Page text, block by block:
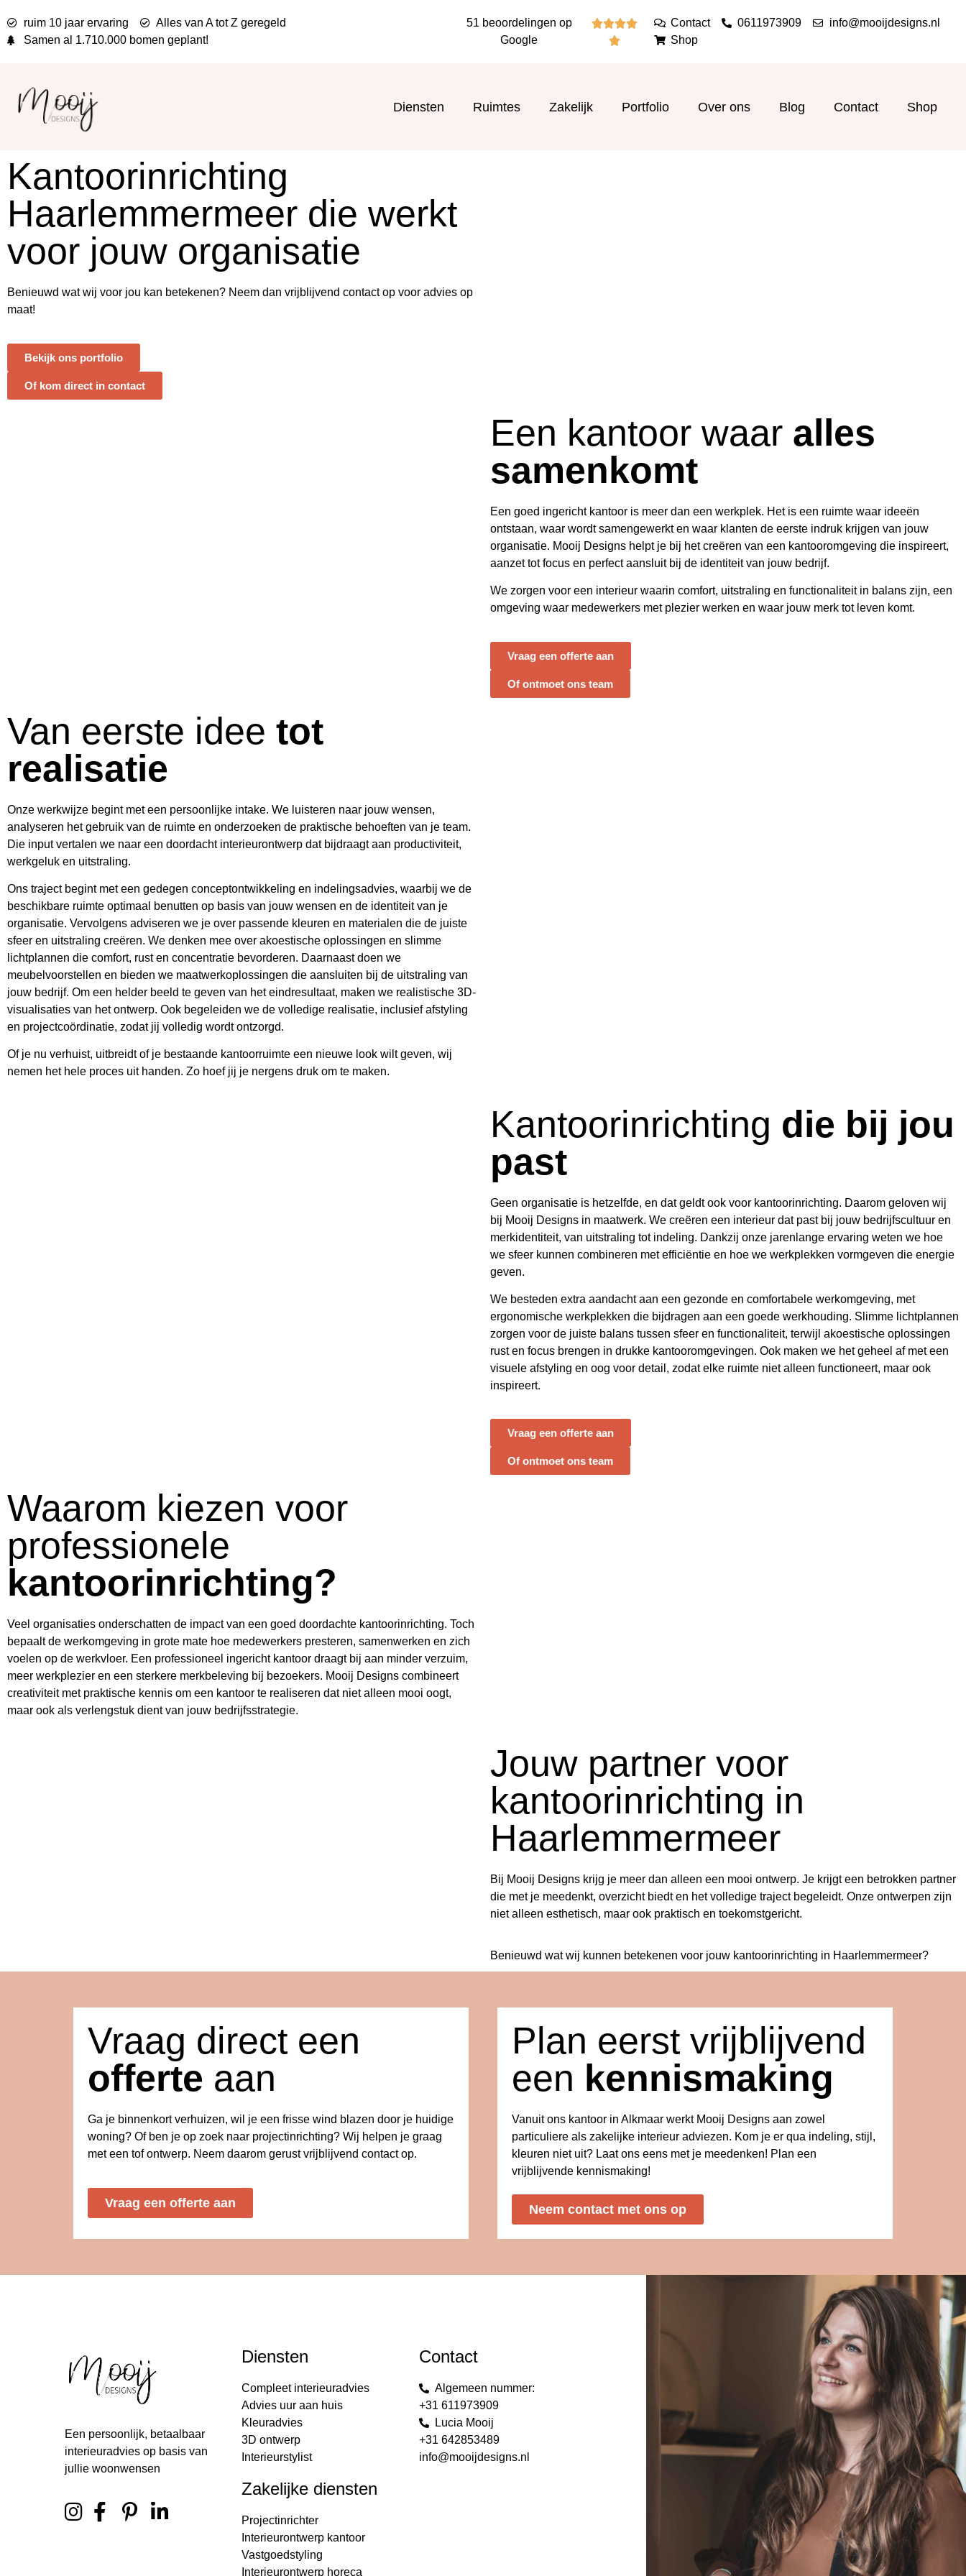
ruim 10 jaar ervaring
Alles van A tot Z geregeld
Samen al 1.710.000 bomen geplant!
51 beoordelingen op
Google


Contact 0611973909
info@mooijdesigns.nl
Shop
Diensten Ruimtes Zakelijk Portfolio Over ons Blog Contact Shop
Kantoorinrichting
Haarlemmermeer die werkt
voor jouw organisatie
Benieuwd wat wij voor jou kan betekenen? Neem dan vrijblijvend contact op voor advies op
maat!
Bekijk ons portfolio
Of kom direct in contact
Een kantoor waar alles
samenkomt
Een goed ingericht kantoor is meer dan een werkplek. Het is een ruimte waar ideeën
ontstaan, waar wordt samengewerkt en waar klanten de eerste indruk krijgen van jouw
organisatie. Mooij Designs helpt je bij het creëren van een kantooromgeving die inspireert,
aanzet tot focus en perfect aansluit bij de identiteit van jouw bedrijf.
We zorgen voor een interieur waarin comfort, uitstraling en functionaliteit in balans zijn, een
omgeving waar medewerkers met plezier werken en waar jouw merk tot leven komt.
Vraag een offerte aan
Of ontmoet ons team
Van eerste idee tot
realisatie
Onze werkwijze begint met een persoonlijke intake. We luisteren naar jouw wensen,
analyseren het gebruik van de ruimte en onderzoeken de praktische behoeften van je team.
Die input vertalen we naar een doordacht interieurontwerp dat bijdraagt aan productiviteit,
werkgeluk en uitstraling.
Ons traject begint met een gedegen conceptontwikkeling en indelingsadvies, waarbij we de
beschikbare ruimte optimaal benutten op basis van jouw wensen en de identiteit van je
organisatie. Vervolgens adviseren we je over passende kleuren en materialen die de juiste
sfeer en uitstraling creëren. We denken mee over akoestische oplossingen en slimme
lichtplannen die comfort, rust en concentratie bevorderen. Daarnaast doen we
meubelvoorstellen en bieden we maatwerkoplossingen die aansluiten bij de uitstraling van
jouw bedrijf. Om een helder beeld te geven van het eindresultaat, maken we realistische 3D-
visualisaties van het ontwerp. Ook begeleiden we de volledige realisatie, inclusief afstyling
en projectcoördinatie, zodat jij volledig wordt ontzorgd.
Of je nu verhuist, uitbreidt of je bestaande kantoorruimte een nieuwe look wilt geven, wij
nemen het hele proces uit handen. Zo hoef jij je nergens druk om te maken.
Kantoorinrichting die bij jou
past
Geen organisatie is hetzelfde, en dat geldt ook voor kantoorinrichting. Daarom geloven wij
bij Mooij Designs in maatwerk. We creëren een interieur dat past bij jouw bedrijfscultuur en
merkidentiteit, van uitstraling tot indeling. Dankzij onze jarenlange ervaring weten we hoe
we sfeer kunnen combineren met efficiëntie en hoe we werkplekken vormgeven die energie
geven.
We besteden extra aandacht aan een gezonde en comfortabele werkomgeving, met
ergonomische werkplekken die bijdragen aan een goede werkhouding. Slimme lichtplannen
zorgen voor de juiste balans tussen sfeer en functionaliteit, terwijl akoestische oplossingen
rust en focus brengen in drukke kantooromgevingen. Ook maken we het geheel af met een
visuele afstyling en oog voor detail, zodat elke ruimte niet alleen functioneert, maar ook
inspireert.
Vraag een offerte aan
Of ontmoet ons team
Waarom kiezen voor
professionele
kantoorinrichting?
Veel organisaties onderschatten de impact van een goed doordachte kantoorinrichting. Toch
bepaalt de werkomgeving in grote mate hoe medewerkers presteren, samenwerken en zich
voelen op de werkvloer. Een professioneel ingericht kantoor draagt bij aan minder verzuim,
meer werkplezier en een sterkere merkbeleving bij bezoekers. Mooij Designs combineert
creativiteit met praktische kennis om een kantoor te realiseren dat niet alleen mooi oogt,
maar ook als verlengstuk dient van jouw bedrijfsstrategie.
Jouw partner voor
kantoorinrichting in
Haarlemmermeer
Bij Mooij Designs krijg je meer dan alleen een mooi ontwerp. Je krijgt een betrokken partner
die met je meedenkt, overzicht biedt en het volledige traject begeleidt. Onze ontwerpen zijn
niet alleen esthetisch, maar ook praktisch en toekomstgericht.
Benieuwd wat wij kunnen betekenen voor jouw kantoorinrichting in Haarlemmermeer?
Vraag direct een
offerte aan
Ga je binnenkort verhuizen, wil je een frisse wind blazen door je huidige
woning? Of ben je op zoek naar projectinrichting? Wij helpen je graag
met een tof ontwerp. Neem daarom gerust vrijblijvend contact op.
Vraag een offerte aan
Plan eerst vrijblijvend
een kennismaking
Vanuit ons kantoor in Alkmaar werkt Mooij Designs aan zowel
particuliere als zakelijke interieur adviezen. Kom je er qua indeling, stijl,
kleuren niet uit? Laat ons eens met je meedenken! Plan een
vrijblijvende kennismaking!
Neem contact met ons op
Een persoonlijk, betaalbaar
interieuradvies op basis van
jullie woonwensen
Diensten
Compleet interieuradvies
Advies uur aan huis
Kleuradvies
3D ontwerp
Interieurstylist
Zakelijke diensten
Projectinrichter
Interieurontwerp kantoor
Vastgoedstyling
Interieurontwerp horeca
Contact
Algemeen nummer:
+31 611973909
Lucia Mooij
+31 642853489
info@mooijdesigns.nl